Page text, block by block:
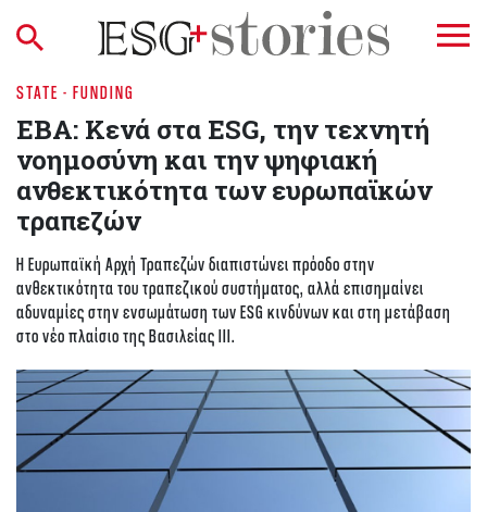
STATE - FUNDING
EBA: Κενά στα ESG, την τεχνητή
νοημοσύνη και την ψηφιακή
ανθεκτικότητα των ευρωπαϊκών
τραπεζών
Η Ευρωπαϊκή Αρχή Τραπεζών διαπιστώνει πρόοδο στην
ανθεκτικότητα του τραπεζικού συστήματος, αλλά επισημαίνει
αδυναμίες στην ενσωμάτωση των ESG κινδύνων και στη μετάβαση
στο νέο πλαίσιο της Βασιλείας ΙΙΙ.